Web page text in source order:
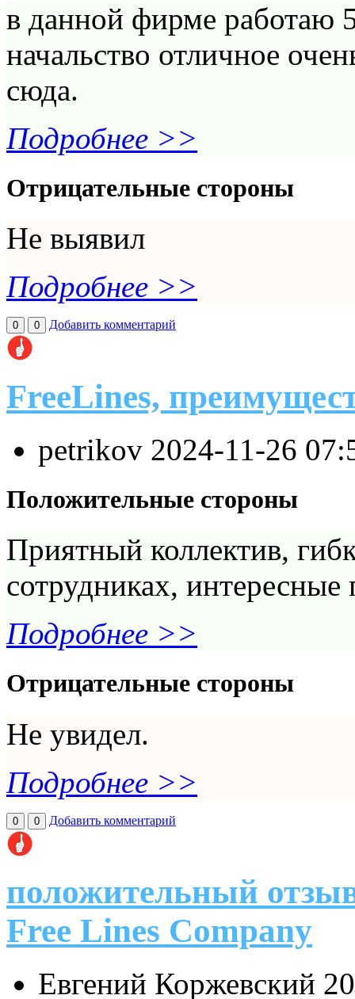
в данной фирме работаю
начальство отличное
сюда.
Подробнее >>
Отрицательные стороны
Не выявил
Подробнее >>
0 0 Добавить комментарий
FreeLines,
petrikov 2024-11-26
Положительные стороны
Приятный коллектив,
сотрудниках, интересные
Подробнее >>
Отрицательные стороны
Не увидел.
Подробнее >>
0 0 Добавить комментарий
положительный
Free Lines Company
Евгений Коржевский